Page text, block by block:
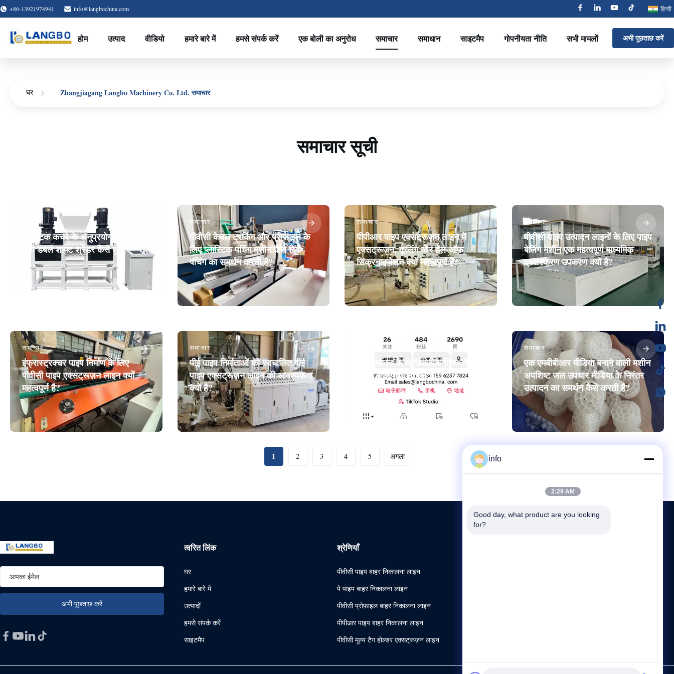
+86-13921974941 info@langbochina.com हिन्दी
होम उत्पाद वीडियो हमारे बारे में हमसे संपर्क करें एक बोली का अनुरोध समाचार समाधान साइटमैप गोपनीयता नीति सभी मामलों अभी पूछताछ करें
घर Zhangjiagang Langbo Machinery Co. Ltd. समाचार
समाचार सूची
समाचार
प्लास्टिक कचरे के अनुप्रयोगों के लिए
सही डबल शाफ्ट श्रेडर कैसे चुनें?
समाचार
पीवीसी केबल ट्रंकिंग और प्रोफाइल के
लिए प्लास्टिक पंचिंग मशीन कैसे छेद
पंचिंग का समर्थन करती है?
समाचार
पीपीआर पाइप एक्सट्रूज़न लाइन में
एक्सट्रूज़न, कूलिंग और हेल-ऑफ
सिंक्रनाइज़ेशन क्यों महत्वपूर्ण हैं?
समाचार
पीवीसी पाइप उत्पादन लाइनों के लिए पाइप
बेलिंग मशीन एक महत्वपूर्ण माध्यमिक
प्रसंस्करण उपकरण क्यों है?
समाचार
इंफ्रास्ट्रक्चर पाइप निर्माण के लिए
पीवीसी पाइप एक्सट्रूज़न लाइन क्यों
महत्वपूर्ण है?
समाचार
पीई पाइप निर्माताओं को स्वचालित पीई
पाइप एक्सट्रूज़न लाइन की आवश्यकता
क्यों है?
लैंगबोप्लास्ट के आधिकारिक टिक टॉक
चैनल में आपका स्वागत है
समाचार
एक एमबीबीआर मीडिया बनाने वाली मशीन
अपशिष्ट जल उपचार मीडिया के निरंतर
उत्पादन का समर्थन कैसे करती है?
1 2 3 4 5 अगला
त्वरित लिंक
घर
हमारे बारे में
उत्पादों
हमसे संपर्क करें
साइटमैप
श्रेणियाँ
पीवीसी पाइप बाहर निकालना लाइन
पे पाइप बाहर निकालना लाइन
पीवीसी प्रोफ़ाइल बाहर निकालना लाइन
पीपीआर पाइप बाहर निकालना लाइन
पीवीसी मूल्य टैग होल्डर एक्सट्रूज़न लाइन
info
2:29 AM
Good day, what product are you looking
for?